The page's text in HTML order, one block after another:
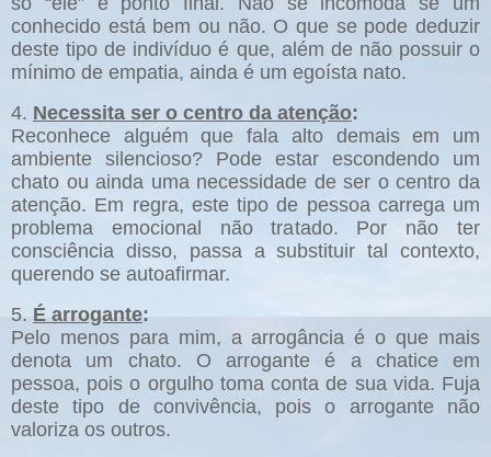
conhecido está bem ou não. O que se pode deduzir
deste tipo de indivíduo é que, além de não possuir o
mínimo de empatia, ainda é um egoísta nato.
4. Necessita ser o centro da atenção:
Reconhece alguém que fala alto demais em um
ambiente silencioso? Pode estar escondendo um
chato ou ainda uma necessidade de ser o centro da
atenção. Em regra, este tipo de pessoa carrega um
problema emocional não tratado. Por não ter
consciência disso, passa a substituir tal contexto,
querendo se autoafirmar.
5. É arrogante:
Pelo menos para mim, a arrogância é o que mais
denota um chato. O arrogante é a chatice em
pessoa, pois o orgulho toma conta de sua vida. Fuja
deste tipo de convivência, pois o arrogante não
valoriza os outros.